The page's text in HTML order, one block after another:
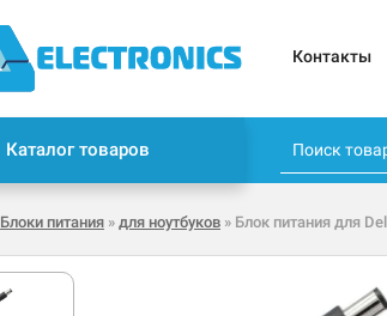
Контакты
Каталог товаров
Блоки питания » для ноутбуков » Блок питания для